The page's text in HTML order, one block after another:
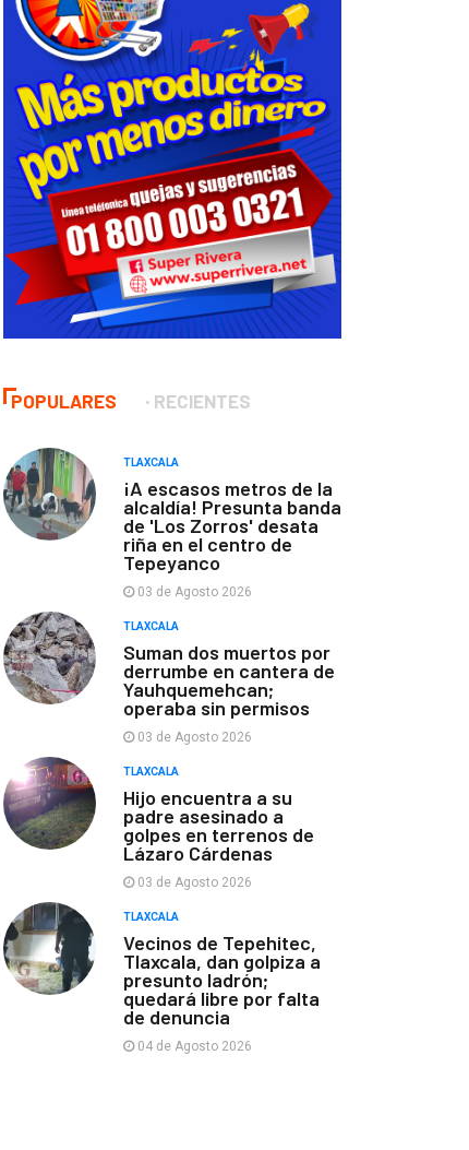
POPULARES RECIENTES
TLAXCALA
¡A escasos metros de la
alcaldía! Presunta banda
de 'Los Zorros' desata
riña en el centro de
Tepeyanco
03 de Agosto 2026
TLAXCALA
Suman dos muertos por
derrumbe en cantera de
Yauhquemehcan;
operaba sin permisos
03 de Agosto 2026
TLAXCALA
Hijo encuentra a su
padre asesinado a
golpes en terrenos de
Lázaro Cárdenas
03 de Agosto 2026
TLAXCALA
Vecinos de Tepehitec,
Tlaxcala, dan golpiza a
presunto ladrón;
quedará libre por falta
de denuncia
04 de Agosto 2026